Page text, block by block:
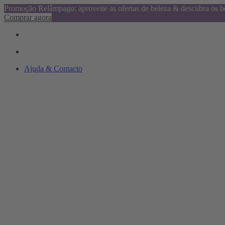
Promoção Relâmpago: aproveite as ofertas de beleza & descubra os
Comprar agora
Ajuda & Contacto